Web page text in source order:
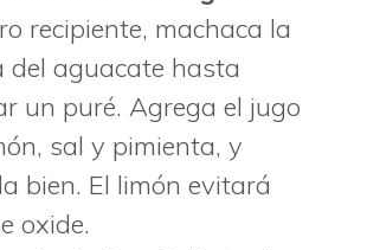
recipiente, machaca la
del aguacate hasta
un puré. Agrega el jugo
sal y pimienta, y
bien. El limón evitará
oxide.